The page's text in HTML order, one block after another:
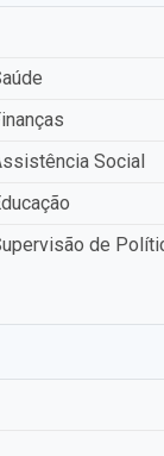
Social
de